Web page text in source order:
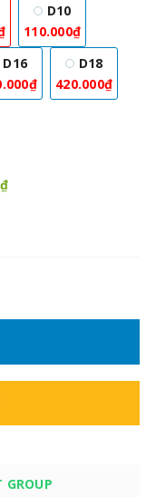
D10
110.000₫
D16
D18
420.000₫